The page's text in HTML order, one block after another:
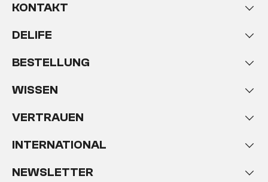
KONTAKT
DELIFE
BESTELLUNG
WISSEN
VERTRAUEN
INTERNATIONAL
NEWSLETTER